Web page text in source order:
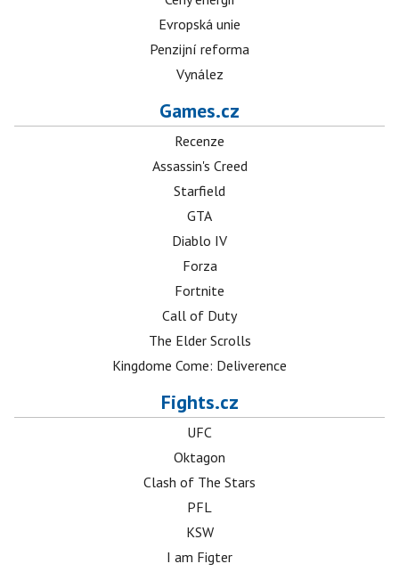
Evropská unie
Penzijní reforma
Vynález
Games.cz
Recenze
Assassin's Creed
Starfield
GTA
Diablo IV
Forza
Fortnite
Call of Duty
The Elder Scrolls
Kingdome Come: Deliverence
Fights.cz
UFC
Oktagon
Clash of The Stars
PFL
KSW
I am Figter